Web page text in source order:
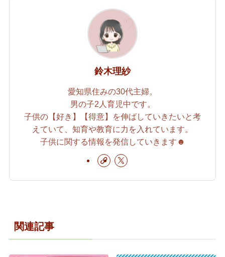
鈴木理紗
愛知県住みの30代主婦。
男の子2人育児中です。
子供の【好き】【得意】を伸ばしていきたいと考
えていて、知育や教育に力を入れています。
子供に関する情報を発信していきます☻
関連記事